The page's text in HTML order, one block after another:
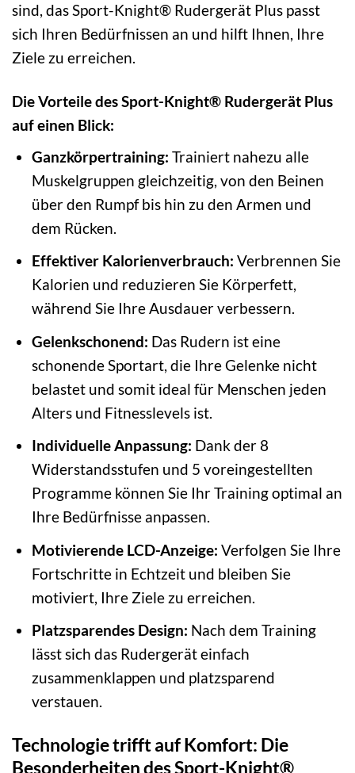
sind, das Sport-Knight® Rudergerät Plus passt
sich Ihren Bedürfnissen an und hilft Ihnen, Ihre
Ziele zu erreichen.
Die Vorteile des Sport-Knight® Rudergerät Plus
auf einen Blick:
Ganzkörpertraining: Trainiert nahezu alle
Muskelgruppen gleichzeitig, von den Beinen
über den Rumpf bis hin zu den Armen und
dem Rücken.
Effektiver Kalorienverbrauch: Verbrennen Sie
Kalorien und reduzieren Sie Körperfett,
während Sie Ihre Ausdauer verbessern.
Gelenkschonend: Das Rudern ist eine
schonende Sportart, die Ihre Gelenke nicht
belastet und somit ideal für Menschen jeden
Alters und Fitnesslevels ist.
Individuelle Anpassung: Dank der 8
Widerstandsstufen und 5 voreingestellten
Programme können Sie Ihr Training optimal an
Ihre Bedürfnisse anpassen.
Motivierende LCD-Anzeige: Verfolgen Sie Ihre
Fortschritte in Echtzeit und bleiben Sie
motiviert, Ihre Ziele zu erreichen.
Platzsparendes Design: Nach dem Training
lässt sich das Rudergerät einfach
zusammenklappen und platzsparend
verstauen.
Technologie trifft auf Komfort: Die
Besonderheiten des Sport-Knight®